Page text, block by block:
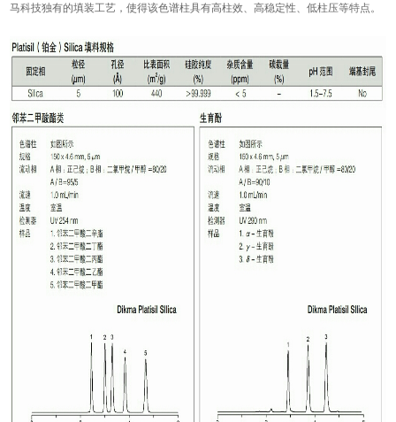
马科技独有的填装工艺，使得该色谱柱具有高柱效、高稳定性、低柱压等特点。